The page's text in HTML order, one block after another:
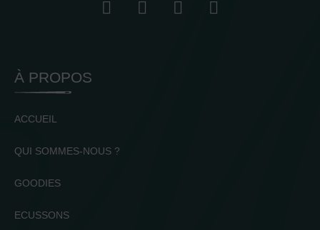
À PROPOS
ACCUEIL
QUI SOMMES-NOUS ?
GOODIES
ECUSSONS